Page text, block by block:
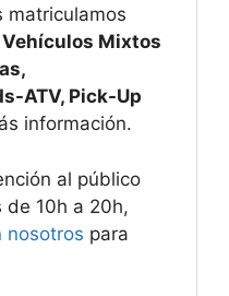
Vehículos Mixtos
ATV, Pick-Up
información.
al público
de 10h a 20h,
nosotros para